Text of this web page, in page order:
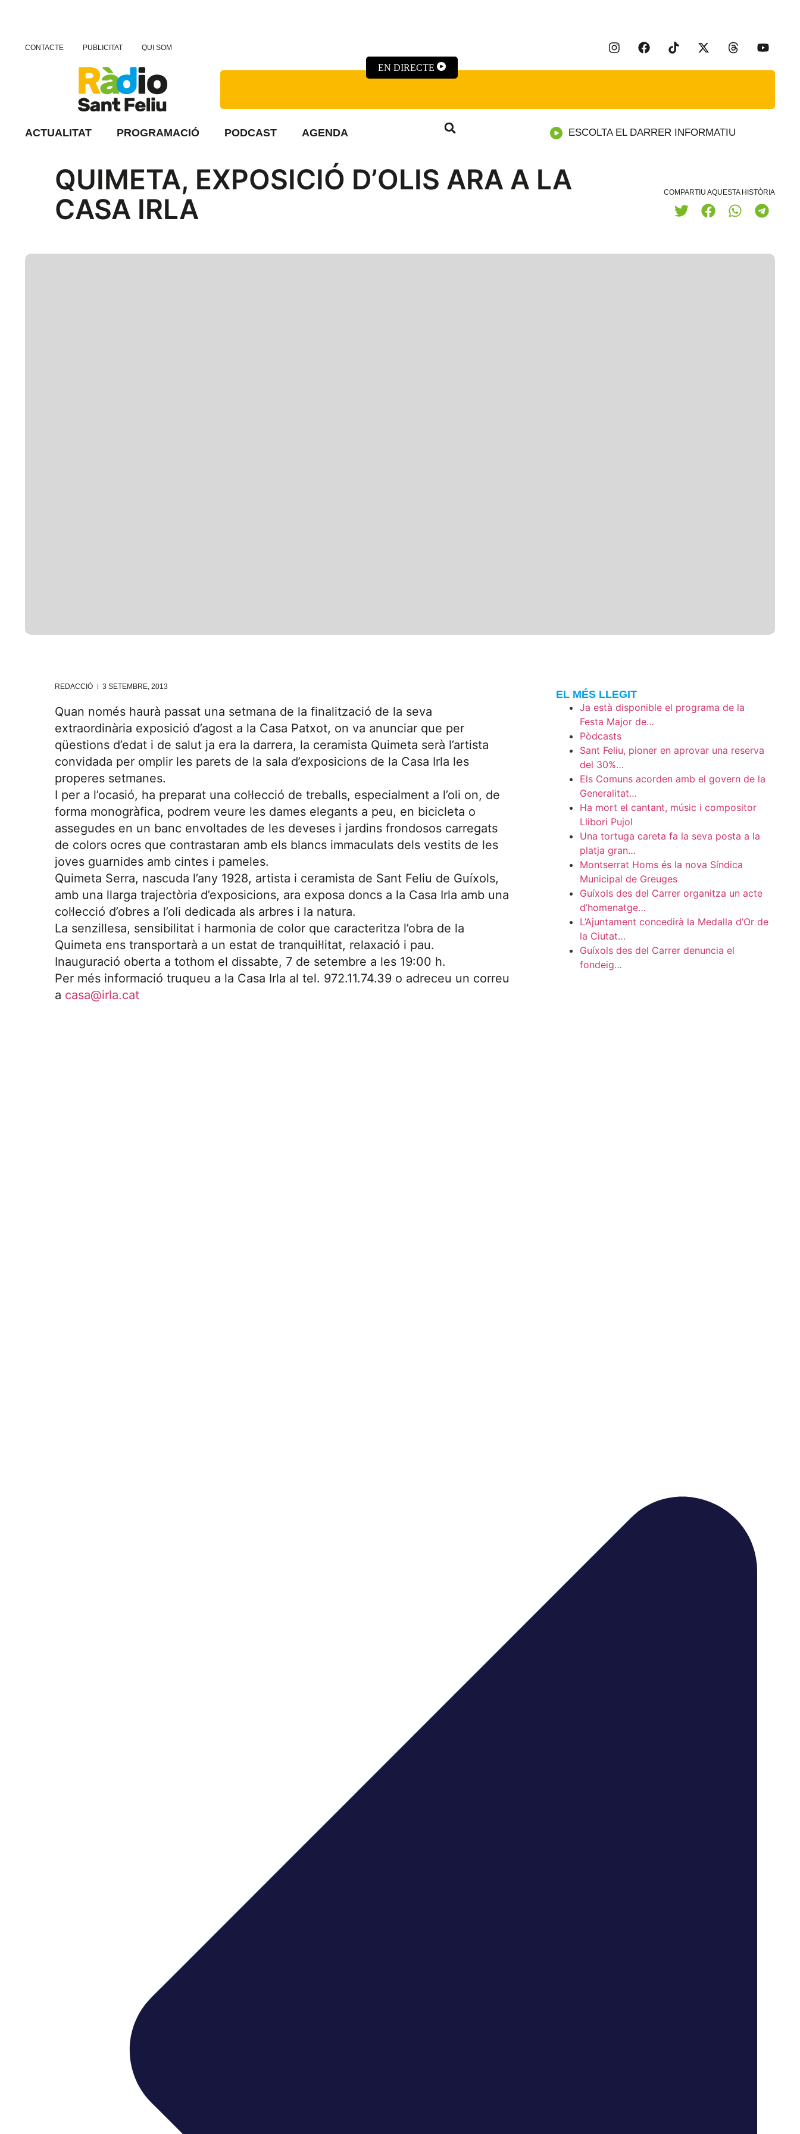
CONTACTE PUBLICITAT QUI SOM
EN DIRECTE
ACTUALITAT PROGRAMACIÓ PODCAST AGENDA ESCOLTA EL DARRER INFORMATIU
QUIMETA, EXPOSICIÓ D’OLIS ARA A LA
CASA IRLA
COMPARTIU AQUESTA HISTÒRIA
REDACCIÓ 3 SETEMBRE, 2013
Quan només haurà passat una setmana de la finalització de la seva
extraordinària exposició d’agost a la Casa Patxot, on va anunciar que per
qüestions d’edat i de salut ja era la darrera, la ceramista Quimeta serà l’artista
convidada per omplir les parets de la sala d’exposicions de la Casa Irla les
properes setmanes.
I per a l’ocasió, ha preparat una col·lecció de treballs, especialment a l’oli on, de
forma monogràfica, podrem veure les dames elegants a peu, en bicicleta o
assegudes en un banc envoltades de les deveses i jardins frondosos carregats
de colors ocres que contrastaran amb els blancs immaculats dels vestits de les
joves guarnides amb cintes i pameles.
Quimeta Serra, nascuda l’any 1928, artista i ceramista de Sant Feliu de Guíxols,
amb una llarga trajectòria d’exposicions, ara exposa doncs a la Casa Irla amb una
col·lecció d’obres a l’oli dedicada als arbres i la natura.
La senzillesa, sensibilitat i harmonia de color que caracteritza l’obra de la
Quimeta ens transportarà a un estat de tranquil·litat, relaxació i pau.
Inauguració oberta a tothom el dissabte, 7 de setembre a les 19:00 h.
Per més informació truqueu a la Casa Irla al tel. 972.11.74.39 o adreceu un correu
a casa@irla.cat
EL MÉS LLEGIT
Ja està disponible el programa de la
Festa Major de…
Pòdcasts
Sant Feliu, pioner en aprovar una reserva
del 30%…
Els Comuns acorden amb el govern de la
Generalitat…
Ha mort el cantant, músic i compositor
Llibori Pujol
Una tortuga careta fa la seva posta a la
platja gran…
Montserrat Homs és la nova Síndica
Municipal de Greuges
Guíxols des del Carrer organitza un acte
d’homenatge…
L’Ajuntament concedirà la Medalla d’Or de
la Ciutat…
Guíxols des del Carrer denuncia el
fondeig…